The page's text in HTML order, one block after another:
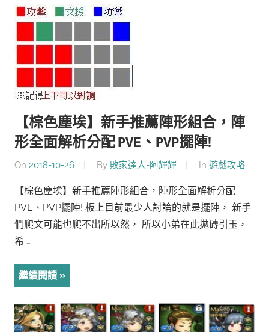
【棕色塵埃】新手推薦陣形組合，陣
形全面解析分配 PVE、PVP擺陣!
On 2018-10-26 By 敗家達人-阿輝輝 In 遊戲攻略
【棕色塵埃】新手推薦陣形組合，陣形全面解析分配
PVE、PVP擺陣! 板上目前最少人討論的就是擺陣， 新手
們爬文可能也爬不出所以然， 所以小弟在此拋磚引玉，
希 …
繼續閱讀